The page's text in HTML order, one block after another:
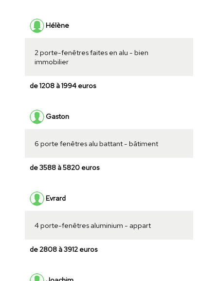
Hélène
2 porte-fenêtres faites en alu - bien
immobilier
de 1208 à 1994 euros
Gaston
6 porte fenêtres alu battant - bâtiment
de 3588 à 5820 euros
Evrard
4 porte-fenêtres aluminium - appart
de 2808 à 3912 euros